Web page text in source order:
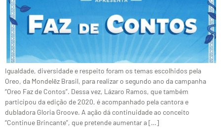
Igualdade, diversidade e respeito foram os temas escolhidos pela
Oreo, da Mondelēz Brasil, para realizar o segundo ano da campanha
“Oreo Faz de Contos”. Dessa vez, Lázaro Ramos, que também
participou da edição de 2020, é acompanhado pela cantora e
dubladora Gloria Groove. A ação dá continuidade ao conceito
“Continue Brincante”, que pretende aumentar a […]